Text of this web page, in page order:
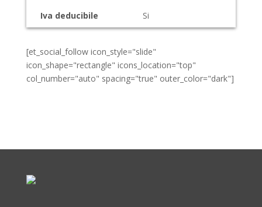
Iva deducibile Si
[et_social_follow icon_style="slide"
icon_shape="rectangle" icons_location="top"
col_number="auto" spacing="true" outer_color="dark"]